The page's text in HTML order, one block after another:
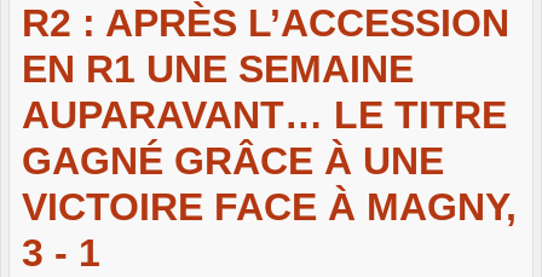
R2 : APRÈS L’ACCESSION
EN R1 UNE SEMAINE
AUPARAVANT… LE TITRE
GAGNÉ GRÂCE À UNE
VICTOIRE FACE À MAGNY,
3 - 1